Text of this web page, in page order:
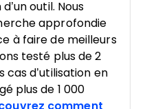
outil. Nous
approfondie
à faire de meilleurs
testé plus de 2
d’utilisation en
plus de 1 000
comment